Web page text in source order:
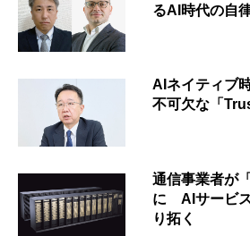
るAI時代の自
AIネイティブ
不可欠な「
通信事業者が
に AIサービ
り拓く